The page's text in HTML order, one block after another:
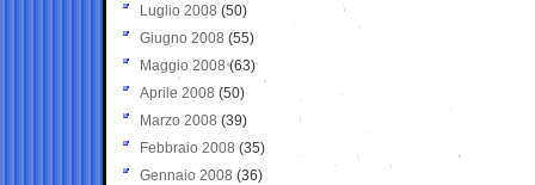
Luglio 2008 (50)
Giugno 2008 (55)
Maggio 2008(63)
Aprile 2008 (50)
Marzo 2008 (39)
Febbraio 2008 (35)
Gennaio 2008 (36)